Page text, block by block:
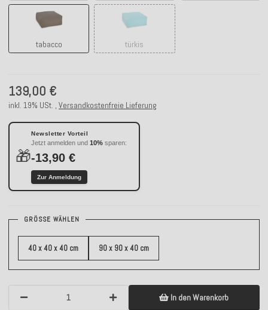
tabacco
tabacco
türkis
türkis
139,00 €
inkl. 19% USt. , Versandkostenfreie Lieferung
🎁
Newsletter Vorteil
Jetzt anmelden und 10% sparen:
-13,90 €
Zur Anmeldung
GRÖSSE WÄHLEN
40 x 40 x 40 cm 90 x 90 x 40 cm
In den Warenkorb